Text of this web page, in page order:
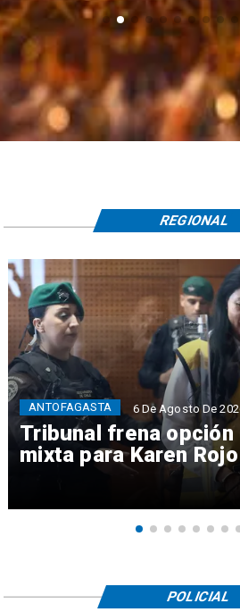
Tribunal frena opción
mixta para Karen
ANTOFAGASTA 6 De Agosto De
REGIONAL
POLICIAL